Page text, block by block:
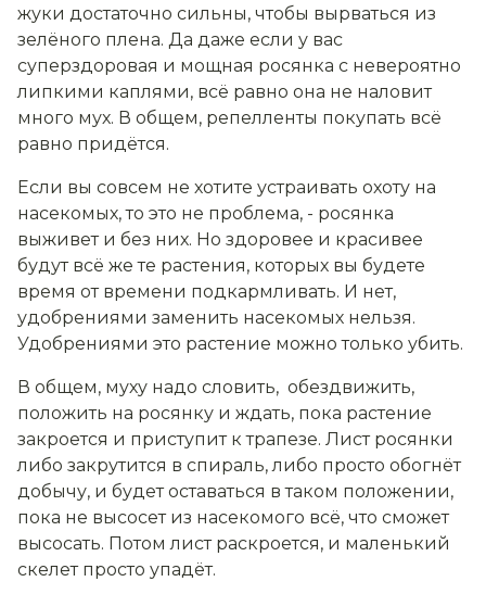
жуки достаточно сильны, чтобы вырваться из
зелёного плена. Да даже если у вас
суперздоровая и мощная росянка с невероятно
липкими каплями, всё равно она не наловит
много мух. В общем, репелленты покупать всё
равно придётся.
Если вы совсем не хотите устраивать охоту на
насекомых, то это не проблема, - росянка
выживет и без них. Но здоровее и красивее
будут всё же те растения, которых вы будете
время от времени подкармливать. И нет,
удобрениями заменить насекомых нельзя.
Удобрениями это растение можно только убить.
В общем, муху надо словить, обездвижить,
положить на росянку и ждать, пока растение
закроется и приступит к трапезе. Лист росянки
либо закрутится в спираль, либо просто обогнёт
добычу, и будет оставаться в таком положении,
пока не высосет из насекомого всё, что сможет
высосать. Потом лист раскроется, и маленький
скелет просто упадёт.